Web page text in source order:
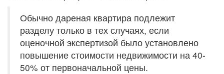
Обычно дареная квартира подлежит
разделу только в тех случаях, если
оценочной экспертизой было установлено
повышение стоимости недвижимости на 40-
50% от первоначальной цены.